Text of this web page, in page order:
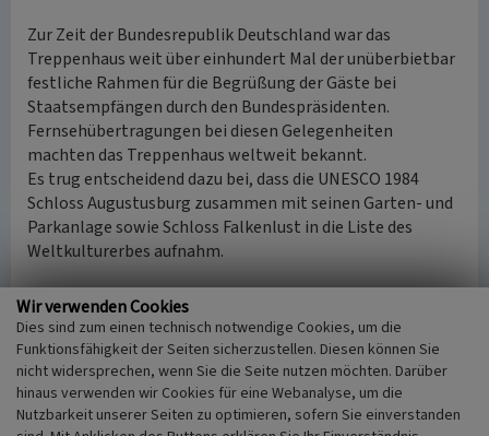
Zur Zeit der Bundesrepublik Deutschland war das
Treppenhaus weit über einhundert Mal der unüberbietbar
festliche Rahmen für die Begrüßung der Gäste bei
Staatsempfängen durch den Bundespräsidenten.
Fernsehübertragungen bei diesen Gelegenheiten
machten das Treppenhaus weltweit bekannt.
Es trug entscheidend dazu bei, dass die UNESCO 1984
Schloss Augustusburg zusammen mit seinen Garten- und
Parkanlage sowie Schloss Falkenlust in die Liste des
Weltkulturerbes aufnahm.
(Wilfried Hansmann, Rheinischer Verein für
Denkmalpflege und Landschaftsschutz e.V., 2015)
Literatur
Hansmann, Wilfried / Rheinischer Verein für
Wir verwenden Cookies
Dies sind zum einen technisch notwendige Cookies, um die
Funktionsfähigkeit der Seiten sicherzustellen. Diesen können Sie
nicht widersprechen, wenn Sie die Seite nutzen möchten. Darüber
hinaus verwenden wir Cookies für eine Webanalyse, um die
Nutzbarkeit unserer Seiten zu optimieren, sofern Sie einverstanden